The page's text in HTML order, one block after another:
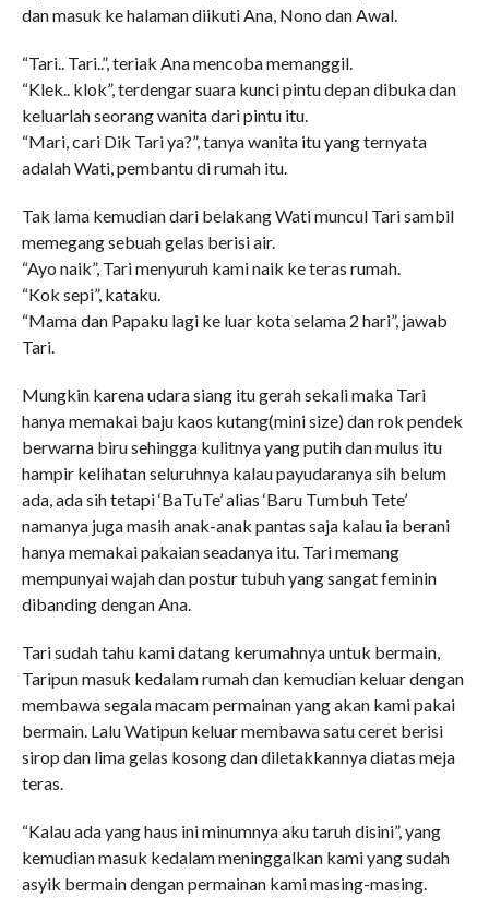
dan masuk ke halaman diikuti Ana, Nono dan Awal.
“Tari.. Tari..”, teriak Ana mencoba memanggil.
“Klek.. klok”, terdengar suara kunci pintu depan dibuka dan
keluarlah seorang wanita dari pintu itu.
“Mari, cari Dik Tari ya?”, tanya wanita itu yang ternyata
adalah Wati, pembantu di rumah itu.
Tak lama kemudian dari belakang Wati muncul Tari sambil
memegang sebuah gelas berisi air.
“Ayo naik”, Tari menyuruh kami naik ke teras rumah.
“Kok sepi”, kataku.
“Mama dan Papaku lagi ke luar kota selama 2 hari”, jawab
Tari.
Mungkin karena udara siang itu gerah sekali maka Tari
hanya memakai baju kaos kutang(mini size) dan rok pendek
berwarna biru sehingga kulitnya yang putih dan mulus itu
hampir kelihatan seluruhnya kalau payudaranya sih belum
ada, ada sih tetapi ‘BaTuTe’ alias ‘Baru Tumbuh Tete’
namanya juga masih anak-anak pantas saja kalau ia berani
hanya memakai pakaian seadanya itu. Tari memang
mempunyai wajah dan postur tubuh yang sangat feminin
dibanding dengan Ana.
Tari sudah tahu kami datang kerumahnya untuk bermain,
Taripun masuk kedalam rumah dan kemudian keluar dengan
membawa segala macam permainan yang akan kami pakai
bermain. Lalu Watipun keluar membawa satu ceret berisi
sirop dan lima gelas kosong dan diletakkannya diatas meja
teras.
“Kalau ada yang haus ini minumnya aku taruh disini”, yang
kemudian masuk kedalam meninggalkan kami yang sudah
asyik bermain dengan permainan kami masing-masing.